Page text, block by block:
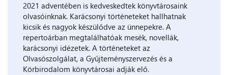
2021 adventében is kedveskedtek könyvtárosaink
olvasóinknak. Karácsonyi történeteket hallhatnak
kicsik és nagyok készülődve az ünnepekre. A
repertoárban megtalálhatóak mesék, novellák,
karácsonyi idézetek. A történeteket az
Olvasószolgálat, a Gyűjteményszervezés és a
Körbirodalom könyvtárosai adják elő.